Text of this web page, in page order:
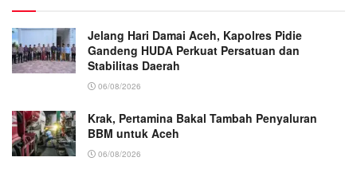
Jelang Hari Damai Aceh, Kapolres Pidie
Gandeng HUDA Perkuat Persatuan dan
Stabilitas Daerah
06/08/2026
Krak, Pertamina Bakal Tambah Penyaluran
BBM untuk Aceh
06/08/2026